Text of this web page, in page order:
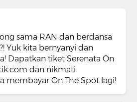
sama RAN dan berdansa
Yuk kita bernyanyi dan
Dapatkan tiket Serenata On
dan nikmati
membayar On The Spot lagi!